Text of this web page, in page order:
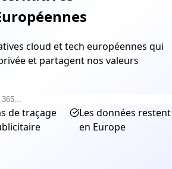
cloud et tech européennes qui
et partagent nos valeurs
de traçage
Les données restent
en Europe